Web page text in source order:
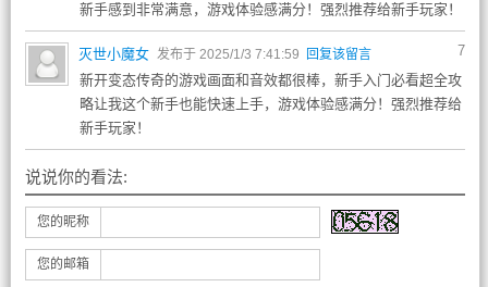
新手感到非常满意，游戏体验感满分！强烈推荐给新手玩家！
7
灭世小魔女 发布于 2025/1/3 7:41:59 回复该留言
新开变态传奇的游戏画面和音效都很棒，新手入门必看超全攻
略让我这个新手也能快速上手，游戏体验感满分！强烈推荐给
新手玩家！
说说你的看法:
您的昵称
您的邮箱